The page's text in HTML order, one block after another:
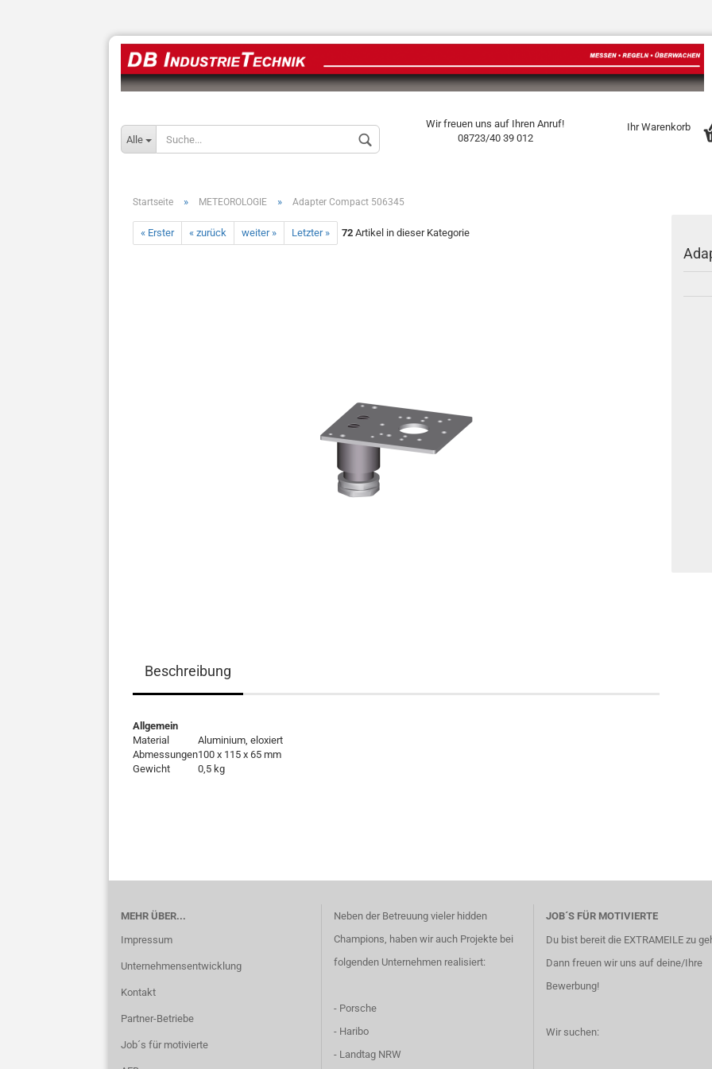
Sprache auswählen
Passwort
Alle
Wir freuen uns auf Ihren Anruf!
08723/40 39 012
Ihr Warenkorb
Startseite » METEOROLOGIE » Adapter Compact 506345
« Erster « zurück weiter » Letzter » 72 Artikel in dieser Kategorie
Beschreibung
Allgemein
Material
Aluminium, eloxiert
Abmessungen100 x 115 x 65 mm
Gewicht
0,5 kg
MEHR ÜBER...
Impressum
Unternehmensentwicklung
Kontakt
Partner-Betriebe
Job´s für motivierte
Neben der Betreuung vieler hidden
Champions, haben wir auch Projekte bei
folgenden Unternehmen realisiert:
- Porsche
- Haribo
- Landtag NRW
JOB´S FÜR MOTIVIERTE
Du bist bereit die EXTRAMEILE zu
Dann freuen wir uns auf deine/Ihre
Bewerbung!
Wir suchen: